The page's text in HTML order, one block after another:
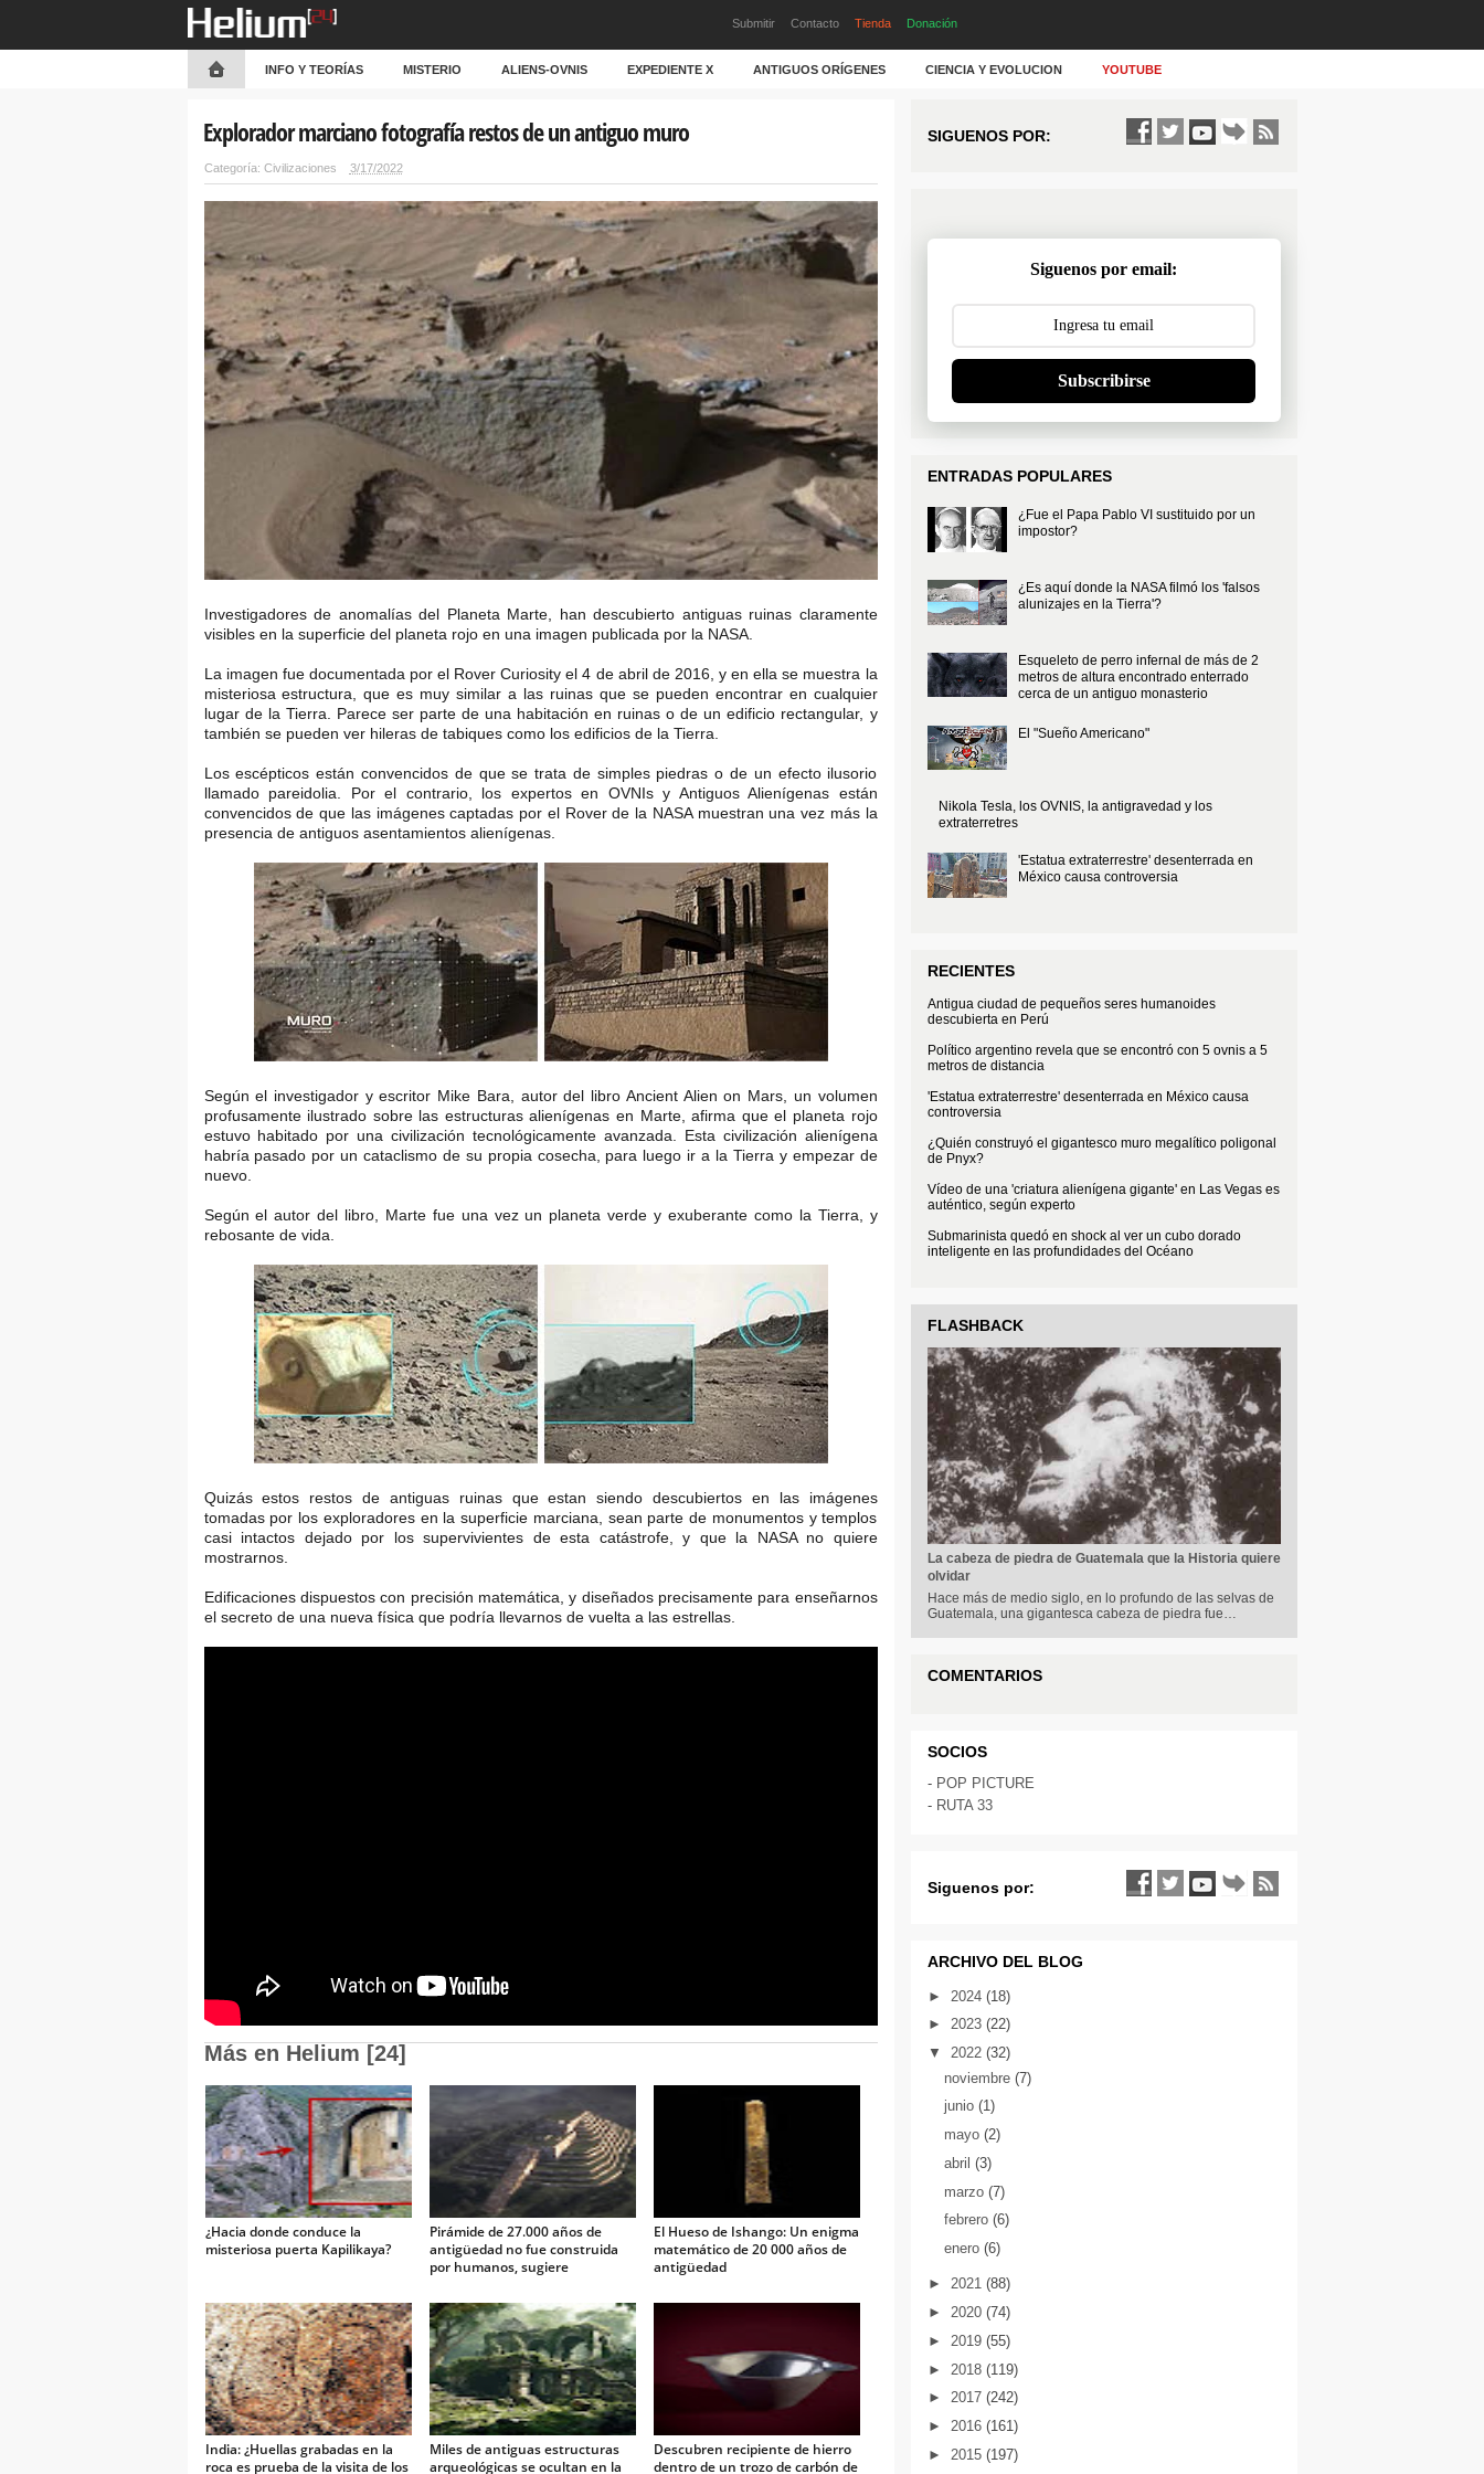
Submitir Contacto Tienda Donación
INFO Y TEORÍAS MISTERIO ALIENS-OVNIS EXPEDIENTE X ANTIGUOS ORÍGENES CIENCIA Y EVOLUCION YOUTUBE
Explorador marciano fotografía restos de un antiguo muro
Categoría: Civilizaciones 3/17/2022
Investigadores de anomalías del Planeta Marte, han descubierto antiguas ruinas claramente
visibles en la superficie del planeta rojo en una imagen publicada por la NASA.
La imagen fue documentada por el Rover Curiosity el 4 de abril de 2016, y en ella se muestra la
misteriosa estructura, que es muy similar a las ruinas que se pueden encontrar en cualquier
lugar de la Tierra. Parece ser parte de una habitación en ruinas o de un edificio rectangular, y
también se pueden ver hileras de tabiques como los edificios de la Tierra.
Los escépticos están convencidos de que se trata de simples piedras o de un efecto ilusorio
llamado pareidolia. Por el contrario, los expertos en OVNIs y Antiguos Alienígenas están
convencidos de que las imágenes captadas por el Rover de la NASA muestran una vez más la
presencia de antiguos asentamientos alienígenas.
Según el investigador y escritor Mike Bara, autor del libro Ancient Alien on Mars, un volumen
profusamente ilustrado sobre las estructuras alienígenas en Marte, afirma que el planeta rojo
estuvo habitado por una civilización tecnológicamente avanzada. Esta civilización alienígena
habría pasado por un cataclismo de su propia cosecha, para luego ir a la Tierra y empezar de
nuevo.
Según el autor del libro, Marte fue una vez un planeta verde y exuberante como la Tierra, y
rebosante de vida.
Quizás estos restos de antiguas ruinas que estan siendo descubiertos en las imágenes
tomadas por los exploradores en la superficie marciana, sean parte de monumentos y templos
casi intactos dejado por los supervivientes de esta catástrofe, y que la NASA no quiere
mostrarnos.
Edificaciones dispuestos con precisión matemática, y diseñados precisamente para enseñarnos
el secreto de una nueva física que podría llevarnos de vuelta a las estrellas.
Más en Helium [24]
¿Hacia donde conduce la
misteriosa puerta Kapilikaya?
Pirámide de 27.000 años de
antigüedad no fue construida
por humanos, sugiere
El Hueso de Ishango: Un enigma
matemático de 20 000 años de
antigüedad
India: ¿Huellas grabadas en la
roca es prueba de la visita de los
Miles de antiguas estructuras
arqueológicas se ocultan en la
Descubren recipiente de hierro
dentro de un trozo de carbón de
SIGUENOS POR:
Siguenos por email:
Subscribirse
ENTRADAS POPULARES
¿Fue el Papa Pablo VI sustituido por un
impostor?
¿Es aquí donde la NASA filmó los 'falsos
alunizajes en la Tierra'?
Esqueleto de perro infernal de más de 2
metros de altura encontrado enterrado
cerca de un antiguo monasterio
El "Sueño Americano"
Nikola Tesla, los OVNIS, la antigravedad y los
extraterretres
'Estatua extraterrestre' desenterrada en
México causa controversia
RECIENTES
Antigua ciudad de pequeños seres humanoides
descubierta en Perú
Político argentino revela que se encontró con 5 ovnis a 5
metros de distancia
'Estatua extraterrestre' desenterrada en México causa
controversia
¿Quién construyó el gigantesco muro megalítico poligonal
de Pnyx?
Vídeo de una 'criatura alienígena gigante' en Las Vegas es
auténtico, según experto
Submarinista quedó en shock al ver un cubo dorado
inteligente en las profundidades del Océano
FLASHBACK
La cabeza de piedra de Guatemala que la Historia quiere
olvidar
Hace más de medio siglo, en lo profundo de las selvas de
Guatemala, una gigantesca cabeza de piedra fue…
COMENTARIOS
SOCIOS
- POP PICTURE
- RUTA 33
Siguenos por:
ARCHIVO DEL BLOG
► 2024 (18)
► 2023 (22)
▼ 2022 (32)
noviembre(7)
junio(1)
mayo(2)
abril(3)
marzo(7)
febrero(6)
enero(6)
► 2021 (88)
► 2020 (74)
► 2019 (55)
► 2018 (119)
► 2017 (242)
► 2016 (161)
► 2015 (197)